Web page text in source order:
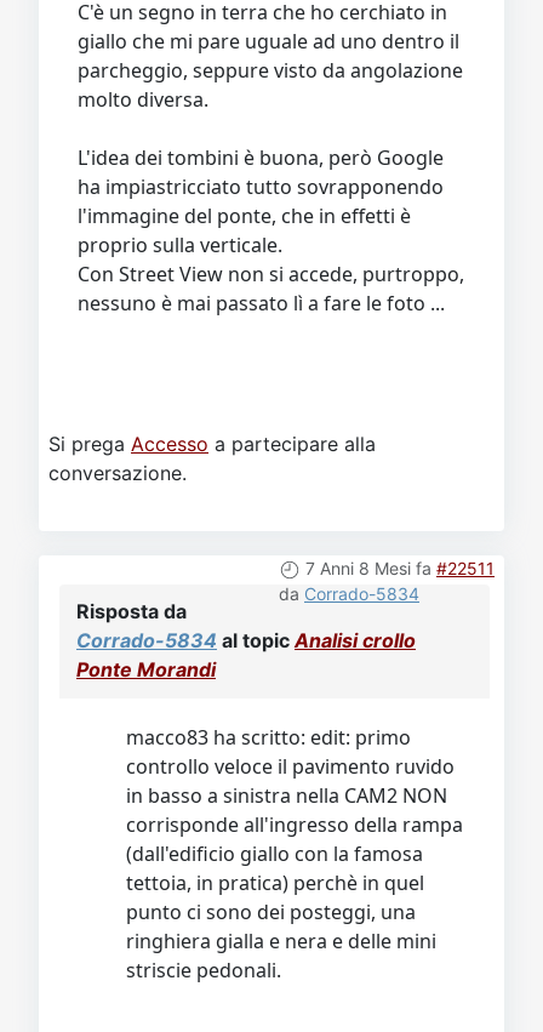
C'è un segno in terra che ho cerchiato in
giallo che mi pare uguale ad uno dentro il
parcheggio, seppure visto da angolazione
molto diversa.
L'idea dei tombini è buona, però Google
ha impiastricciato tutto sovrapponendo
l'immagine del ponte, che in effetti è
proprio sulla verticale.
Con Street View non si accede, purtroppo,
nessuno è mai passato lì a fare le foto ...
Si prega Accesso a partecipare alla
conversazione.
7 Anni 8 Mesi fa #22511
da Corrado-5834
Risposta da
Corrado-5834 al topic Analisi crollo
Ponte Morandi
macco83 ha scritto: edit: primo
controllo veloce il pavimento ruvido
in basso a sinistra nella CAM2 NON
corrisponde all'ingresso della rampa
(dall'edificio giallo con la famosa
tettoia, in pratica) perchè in quel
punto ci sono dei posteggi, una
ringhiera gialla e nera e delle mini
striscie pedonali.